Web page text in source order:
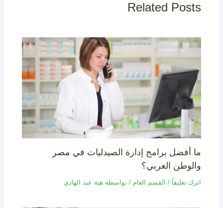
Related Posts
ما أفضل برامج إدارة الصيدليات في مصر
والوطن العربي؟
اترك تعليقاً / القسم العام / بواسطة هبة عبد الهادي